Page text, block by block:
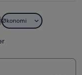
Økonomi